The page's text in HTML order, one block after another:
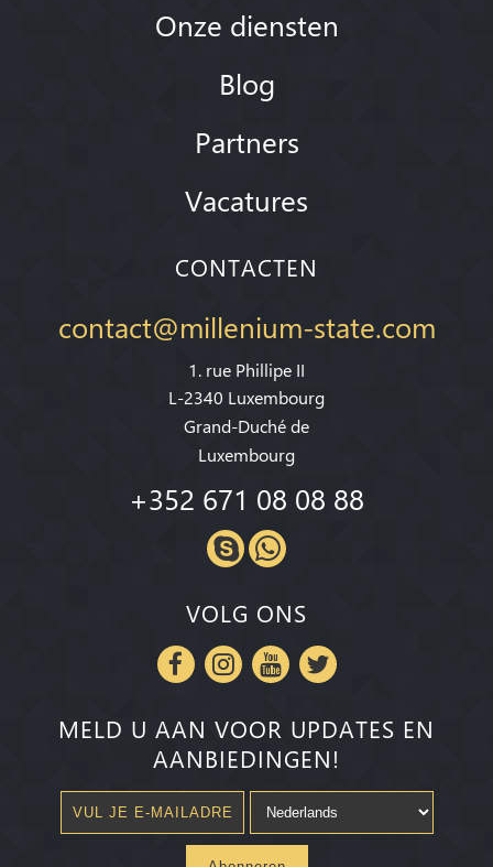
Onze diensten
Blog
Partners
Vacatures
CONTACTEN
contact@millenium-state.com
1. rue Phillipe II
L-2340 Luxembourg
Grand-Duché de
Luxembourg
+352 671 08 08 88
VOLG ONS
MELD U AAN VOOR UPDATES EN
AANBIEDINGEN!